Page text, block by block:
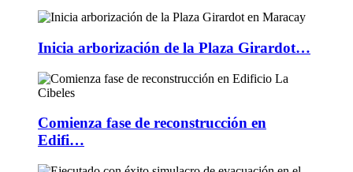
Inicia arborización de la Plaza Girardot…
Comienza fase de reconstrucción en
Edifi…